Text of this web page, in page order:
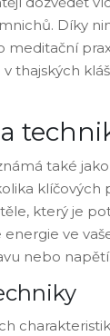
Díky
meditační
thajských
také
klíčových
který je
energie ve
nebo napětí.